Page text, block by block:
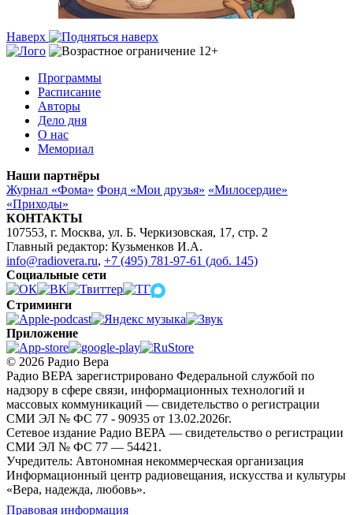
Наверх
Программы
Расписание
Авторы
Дело дня
О нас
Мемориал
Наши партнёры
Журнал «Фома» Фонд «Мои друзья» «Милосердие»
«Приходы»
КОНТАКТЫ
107553, г. Москва, ул. Б. Черкизовская, 17, стр. 2
Главный редактор: Кузьменков И.А.
info@radiovera.ru, +7 (495) 781-97-61 (доб. 145)
Социальные сети
Стриминги
Приложение
© 2026 Радио Вера
Радио ВЕРА зарегистрировано Федеральной службой по
надзору в сфере связи, информационных технологий и
массовых коммуникаций — свидетельство о регистрации
СМИ ЭЛ № ФС 77 - 90935 от 13.02.2026г.
Сетевое издание Радио ВЕРА — свидетельство о регистрации
СМИ ЭЛ № ФС 77 — 54421.
Учредитель: Автономная некоммерческая организация
Информационный центр радиовещания, искусства и культуры
«Вера, надежда, любовь».
Правовая информация